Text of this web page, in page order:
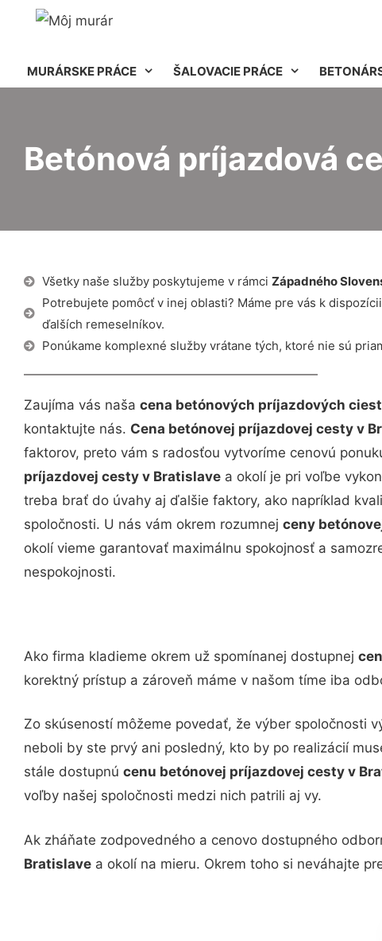
MURÁRSKE PRÁCE ŠALOVACIE PRÁCE
Betónová príjazdová
Všetky naše služby poskytujeme v rámci Západného
Potrebujete pomôcť v inej oblasti? Máme pre vás k
ďalších remeselníkov.
Ponúkame komplexné služby vrátane tých, ktoré nie sú
Zaujíma vás naša cena betónových príjazdových
kontaktujte nás. Cena betónovej príjazdovej cesty v
faktorov, preto vám s radosťou vytvoríme cenovú
príjazdovej cesty v Bratislave a okolí je pri voľbe
treba brať do úvahy aj ďalšie faktory, ako napríklad
spoločnosti. U nás vám okrem rozumnej ceny
okolí vieme garantovať maximálnu spokojnosť a
nespokojnosti.
Ako firma kladieme okrem už spomínanej dostupnej
korektný prístup a zároveň máme v našom tíme iba
Zo skúseností môžeme povedať, že výber spoločnosti
neboli by ste prvý ani posledný, kto by po realizácií
stále dostupnú cenu betónovej príjazdovej cesty v
voľby našej spoločnosti medzi nich patrili aj vy.
Ak zháňate zodpovedného a cenovo dostupného
Bratislave a okolí na mieru. Okrem toho si neváhajte